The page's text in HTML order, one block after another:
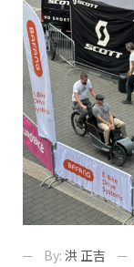
By: 洪 正吉